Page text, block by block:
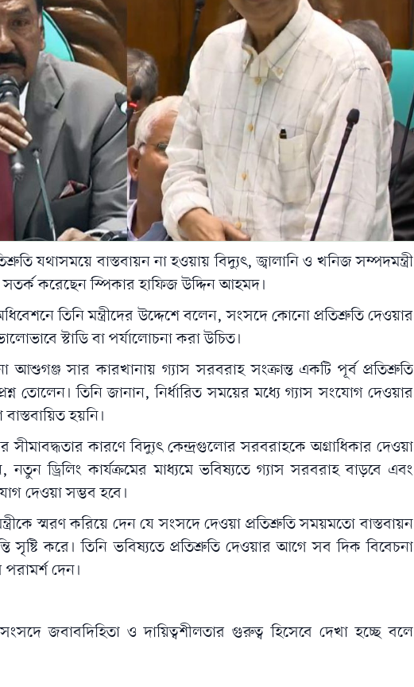
যথাসময়ে বাস্তবায়ন না হওয়ায় বিদ্যুৎ, জ্বালানি ও খনিজ সম্পদমন্ত্রী
করেছেন স্পিকারহাফিজ উদ্দিন আহমদ।
তিনি মন্ত্রীদের উদ্দেশে বলেন, সংসদে কোনো প্রতিশ্রুতি দেওয়ার
স্টাডি বা পর্যালোচনা করা উচিত।
আশুগঞ্জ সার কারখানায় গ্যাস সরবরাহ সংক্রান্ত একটি পূর্ব প্রতিশ্রুতি
তোলেন। তিনি জানান, নির্ধারিত সময়ের মধ্যে গ্যাস সংযোগ দেওয়ার
হয়নি।
সীমাবদ্ধতার কারণে বিদ্যুৎ কেন্দ্রগুলোর সরবরাহকে অগ্রাধিকার দেওয়া
ড্রিলিং কার্যক্রমের মাধ্যমে ভবিষ্যতে গ্যাস সরবরাহ বাড়বে এবং
দেওয়া সম্ভব হবে।
স্মরণ করিয়ে দেন যে সংসদে দেওয়া প্রতিশ্রুতি সময়মতো বাস্তবায়ন
সৃষ্টি করে। তিনি ভবিষ্যতে প্রতিশ্রুতি দেওয়ার আগে সব দিক বিবেচনা
দেন।
জবাবদিহিতা ও দায়িত্বশীলতার গুরুত্ব হিসেবে দেখা হচ্ছে বলে